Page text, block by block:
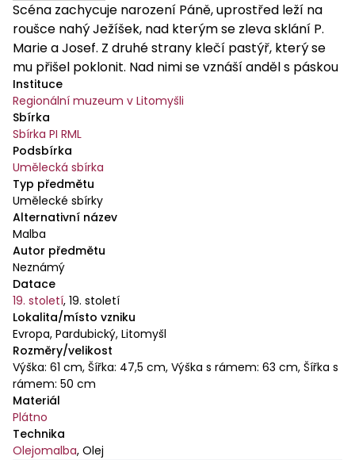
Scéna zachycuje narození Páně, uprostřed leží na
roušce nahý Ježíšek, nad kterým se zleva sklání P.
Marie a Josef. Z druhé strany klečí pastýř, který se
mu přišel poklonit. Nad nimi se vznáší anděl s páskou
s nápisem: "Gloria in excelsis Deo." Na pozadí stěny a
okno s výhledem do krajiny.
Instituce
Regionální muzeum v Litomyšli
Sbírka
Sbírka PI RML
Podsbírka
Umělecká sbírka
Typ předmětu
Umělecké sbírky
Alternativní název
Malba
Autor předmětu
Neznámý
Datace
19. století, 19. století
Lokalita/místo vzniku
Evropa, Pardubický, Litomyšl
Rozměry/velikost
Výška: 61 cm, Šířka: 47,5 cm, Výška s rámem: 63 cm, Šířka s
rámem: 50 cm
Materiál
Plátno
Technika
Olejomalba, Olej